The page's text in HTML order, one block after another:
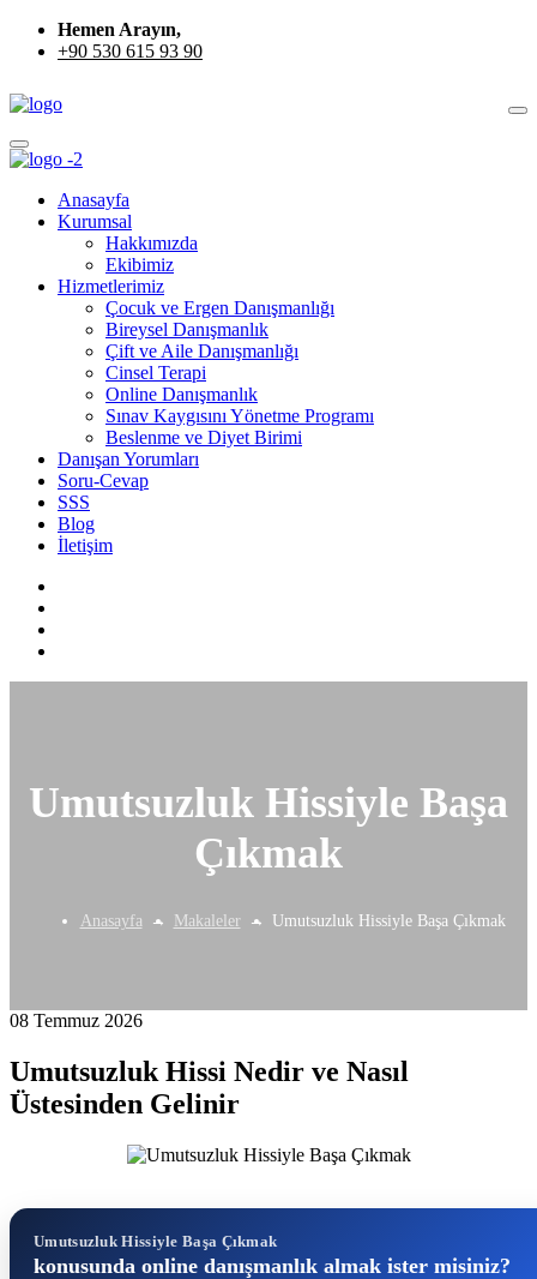
Hemen Arayın,
+90 530 615 93 90
Anasayfa
Kurumsal
Hakkımızda
Ekibimiz
Hizmetlerimiz
Çocuk ve Ergen Danışmanlığı
Bireysel Danışmanlık
Çift ve Aile Danışmanlığı
Cinsel Terapi
Online Danışmanlık
Sınav Kaygısını Yönetme Programı
Beslenme ve Diyet Birimi
Danışan Yorumları
Soru-Cevap
SSS
Blog
İletişim
Umutsuzluk Hissiyle Başa
Çıkmak
Anasayfa Makaleler Umutsuzluk Hissiyle Başa Çıkmak
08 Temmuz 2026
Umutsuzluk Hissi Nedir ve Nasıl
Üstesinden Gelinir
Umutsuzluk Hissiyle Başa Çıkmak
konusunda online danışmanlık almak ister misiniz?